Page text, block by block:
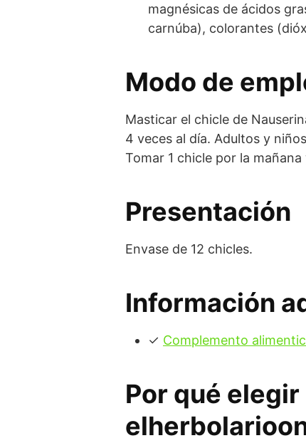
magnésicas de ácidos
carnúba), colorantes
Modo de
Masticar el chicle de
4 veces al día. Adultos y
Tomar 1 chicle por la
Presentación
Envase de 12 chicles.
Información
✓ Complemento
Por qué